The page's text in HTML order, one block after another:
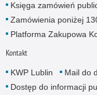
Księga zamówień
Zamówienia poniżej
Platforma Zakupowa
Kontakt
KWP Lublin Mail do
Dostęp do informacji